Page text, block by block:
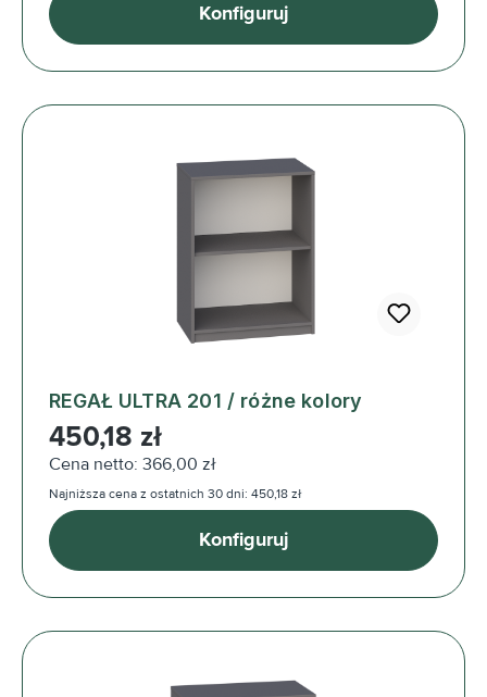
Konfiguruj
REGAŁ ULTRA 201 / różne kolory
Cena regularna:
450,18 zł
Cena netto: 366,00 zł
Najniższa cena z ostatnich 30 dni: 450,18 zł
Konfiguruj